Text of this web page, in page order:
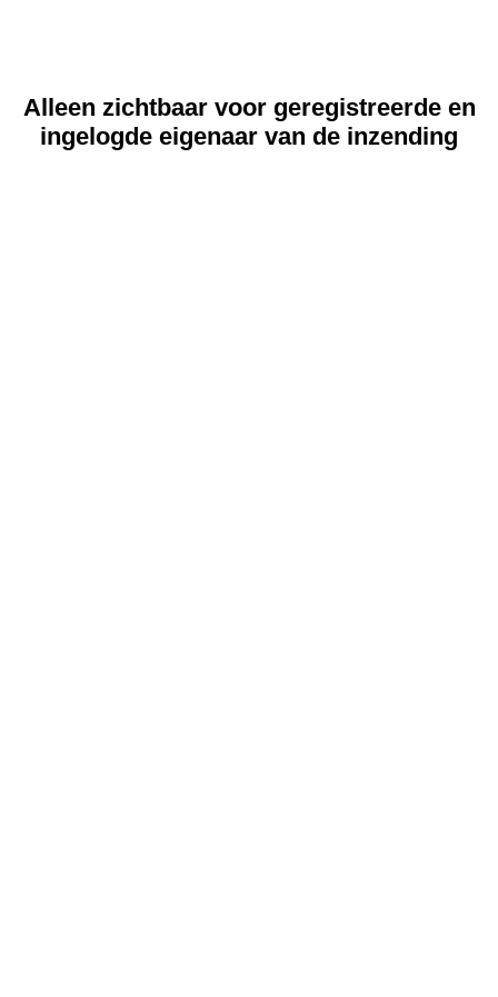
Alleen zichtbaar voor geregistreerde en
ingelogde eigenaar van de inzending